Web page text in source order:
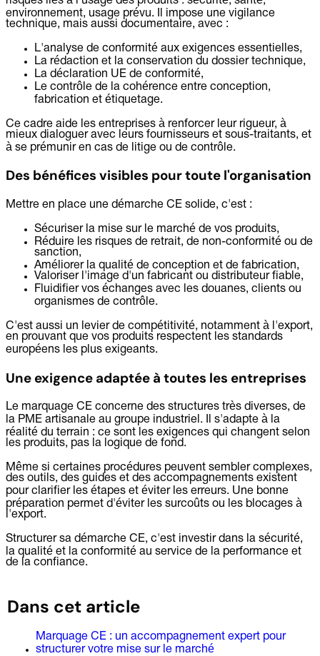
environnement, usage prévu. Il impose une vigilance
technique, mais aussi documentaire, avec :
L'analyse de conformité aux exigences essentielles,
La rédaction et la conservation du dossier technique,
La déclaration UE de conformité,
Le contrôle de la cohérence entre conception,
fabrication et étiquetage.
Ce cadre aide les entreprises à renforcer leur rigueur, à
mieux dialoguer avec leurs fournisseurs et sous-traitants, et
à se prémunir en cas de litige ou de contrôle.
Des bénéfices visibles pour toute l'organisation
Mettre en place une démarche CE solide, c'est :
Sécuriser la mise sur le marché de vos produits,
Réduire les risques de retrait, de non-conformité ou de
sanction,
Améliorer la qualité de conception et de fabrication,
Valoriser l'image d'un fabricant ou distributeur fiable,
Fluidifier vos échanges avec les douanes, clients ou
organismes de contrôle.
C'est aussi un levier de compétitivité, notamment à l'export,
en prouvant que vos produits respectent les standards
européens les plus exigeants.
Une exigence adaptée à toutes les entreprises
Le marquage CE concerne des structures très diverses, de
la PME artisanale au groupe industriel. Il s'adapte à la
réalité du terrain : ce sont les exigences qui changent selon
les produits, pas la logique de fond.
Même si certaines procédures peuvent sembler complexes,
des outils, des guides et des accompagnements existent
pour clarifier les étapes et éviter les erreurs. Une bonne
préparation permet d'éviter les surcoûts ou les blocages à
l'export.
Structurer sa démarche CE, c'est investir dans la sécurité,
la qualité et la conformité au service de la performance et
de la confiance.
Dans cet article
Marquage CE : un accompagnement expert pour
structurer votre mise sur le marché